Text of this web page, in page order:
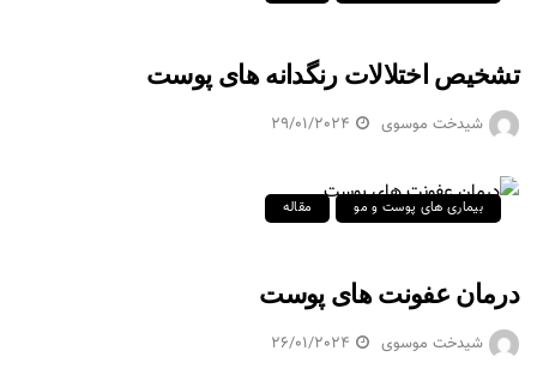
تشخیص اختلالات رنگدانه های پوست
شیدخت موسوی 29/01/2024
بیماری های پوست و مو مقاله
درمان عفونت های پوست
شیدخت موسوی 26/01/2024